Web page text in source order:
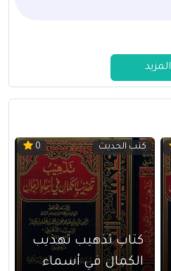
المزيد
كتب الحديث 0
كتاب تذهيب تهذيب
الكمال في أسماء